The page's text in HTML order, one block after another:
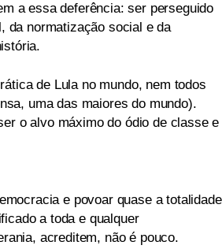
a essa deferência: ser perseguido
da normatização social e da
de Lula no mundo, nem todos
uma das maiores do mundo).
o alvo máximo do ódio de classe e
e povoar quase a totalidade
a toda e qualquer
acreditem, não é pouco.